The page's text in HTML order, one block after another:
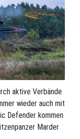
aktive Verbände
wieder auch mit
Defender kommen
Marder